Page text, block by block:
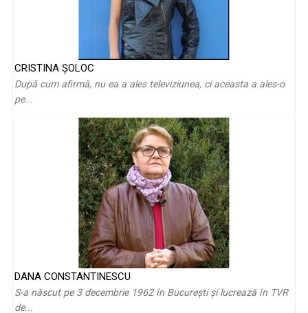
Tudor Furdui: „Pe 15 iunie începea o perioadă de 3 luni în
care făceam ce voiam”
Loredana Iordache: „Am crescut într-o lume fără telefoane și
fără ecrane ...
CRISTINA ŞOLOC
După cum afirmă, nu ea a ales televiziunea, ci aceasta a ales-o
pe...
DANA CONSTANTINESCU
S-a născut pe 3 decembrie 1962 în Bucureşti şi lucrează în TVR
de...